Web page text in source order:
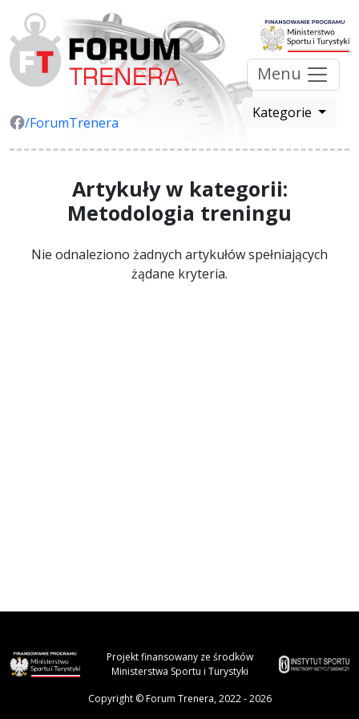
/ForumTrenera
Menu
Kategorie
Artykuły w kategorii:
Metodologia treningu
Nie odnaleziono żadnych artykułów spełniających
żądane kryteria.
Projekt finansowany ze środków
Ministerstwa Sportu i Turystyki
Copyright © Forum Trenera, 2022 - 2026